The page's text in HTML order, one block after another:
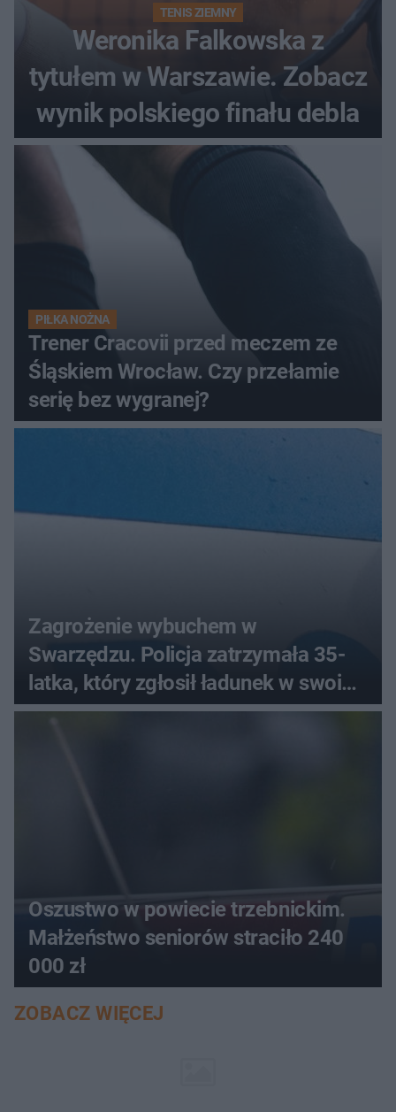
TENIS ZIEMNY
Weronika Falkowska z
tytułem w Warszawie. Zobacz
wynik polskiego finału debla
PIŁKA NOŻNA
Trener Cracovii przed meczem ze
Śląskiem Wrocław. Czy przełamie
serię bez wygranej?
Zagrożenie wybuchem w
Swarzędzu. Policja zatrzymała 35-
latka, który zgłosił ładunek w swoim
aucie
Oszustwo w powiecie trzebnickim.
Małżeństwo seniorów straciło 240
000 zł
ZOBACZ WIĘCEJ